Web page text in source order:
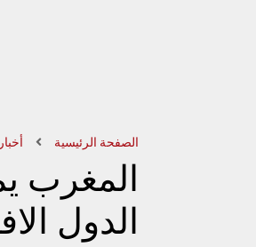
الصفحة الرئيسية أخبار
المغرب
الدول